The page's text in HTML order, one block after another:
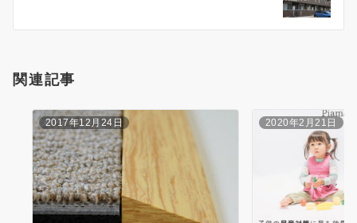
関連記事
2017年12月24日 2020年2月21日